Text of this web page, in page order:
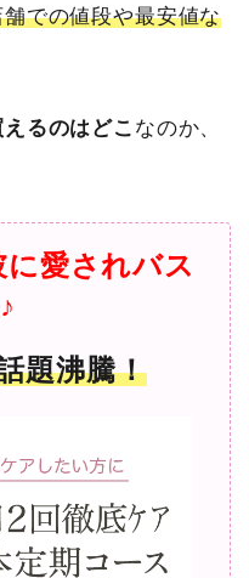
での値段や最安値な
るのはどこ なのか、
愛されバス
題沸騰！